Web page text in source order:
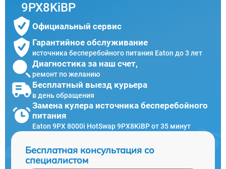
9PX8KiBP
Официальный сервис
Гарантийное обслуживание
источника бесперебойного питания Eaton до 3 лет
Диагностика за наш счет,
ремонт по желанию
Бесплатный выезд курьера
в день обращения
Замена кулера источника бесперебойного
питания
Eaton 9PX 8000i HotSwap 9PX8KiBP от 35 минут
Бесплатная консультация со
специалистом